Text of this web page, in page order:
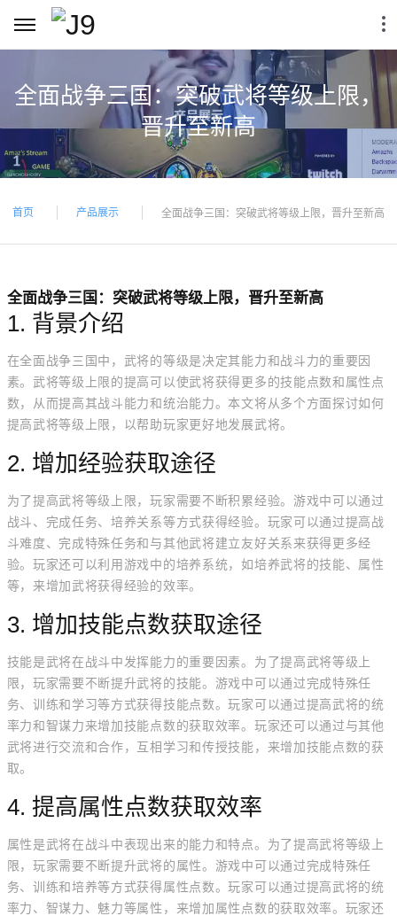
全面战争三国：突破武将等级上限，
晋升至新高
首页 产品展示 全面战争三国：突破武将等级上限，晋升至新高
全面战争三国：突破武将等级上限，晋升至新高
1. 背景介绍
在全面战争三国中，武将的等级是决定其能力和战斗力的重要因
素。武将等级上限的提高可以使武将获得更多的技能点数和属性点
数，从而提高其战斗能力和统治能力。本文将从多个方面探讨如何
提高武将等级上限，以帮助玩家更好地发展武将。
2. 增加经验获取途径
为了提高武将等级上限，玩家需要不断积累经验。游戏中可以通过
战斗、完成任务、培养关系等方式获得经验。玩家可以通过提高战
斗难度、完成特殊任务和与其他武将建立友好关系来获得更多经
验。玩家还可以利用游戏中的培养系统，如培养武将的技能、属性
等，来增加武将获得经验的效率。
3. 增加技能点数获取途径
技能是武将在战斗中发挥能力的重要因素。为了提高武将等级上
限，玩家需要不断提升武将的技能。游戏中可以通过完成特殊任
务、训练和学习等方式获得技能点数。玩家可以通过提高武将的统
率力和智谋力来增加技能点数的获取效率。玩家还可以通过与其他
武将进行交流和合作，互相学习和传授技能，来增加技能点数的获
取。
4. 提高属性点数获取效率
属性是武将在战斗中表现出来的能力和特点。为了提高武将等级上
限，玩家需要不断提升武将的属性。游戏中可以通过完成特殊任
务、训练和培养等方式获得属性点数。玩家可以通过提高武将的统
率力、智谋力、魅力等属性，来增加属性点数的获取效率。玩家还